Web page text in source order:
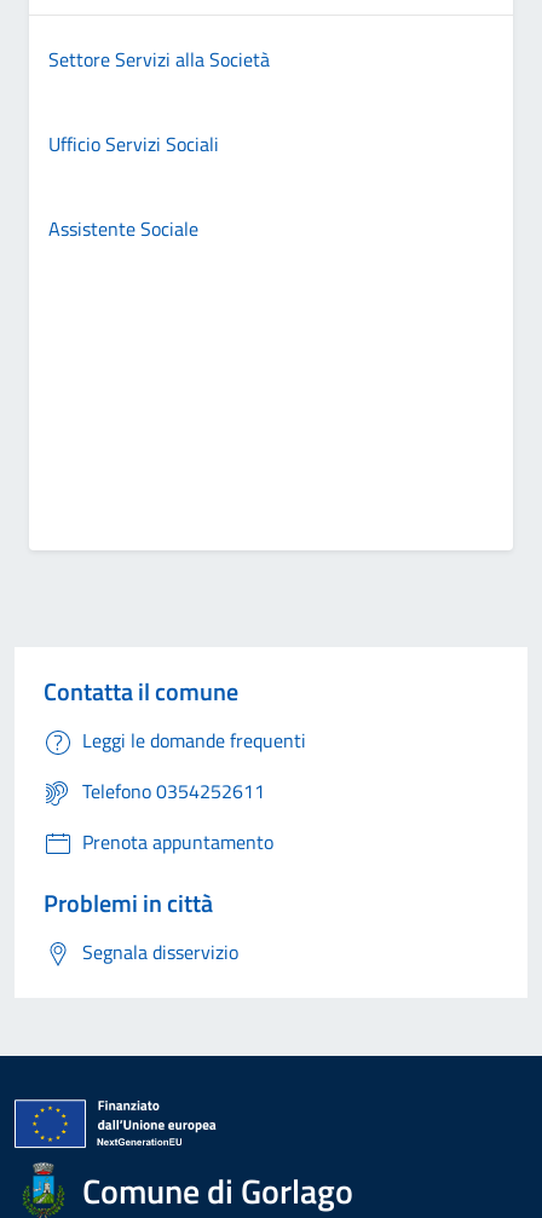
Settore Servizi alla Società
Ufficio Servizi Sociali
Assistente Sociale
Contatta il comune
Leggi le domande frequenti
Telefono 0354252611
Prenota appuntamento
Problemi in città
Segnala disservizio
Comune di Gorlago